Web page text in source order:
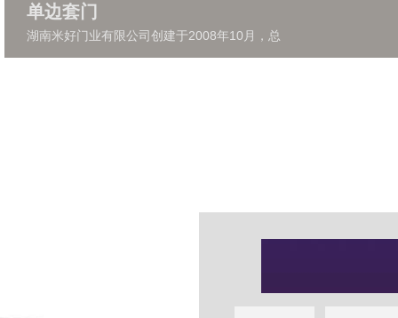
单边套门
湖南米好门业有限公司创建于2008年10月，总